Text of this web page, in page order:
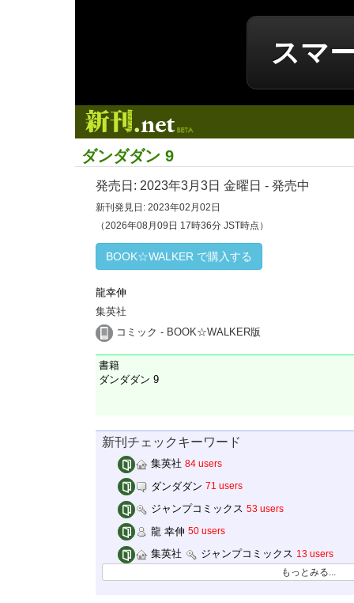
スマ
ダンダダン 9
発売日: 2023年3月3日 金曜日 - 発売中
新刊発見日: 2023年02月02日
（2026年08月09日 17時36分 JST時点）
BOOK☆WALKER で購入する
龍幸伸
集英社
コミック - BOOK☆WALKER版
書籍
ダンダダン 9
新刊チェックキーワード
集英社 84 users
ダンダダン 71 users
ジャンプコミックス 53 users
龍 幸伸 50 users
集英社 ジャンプコミックス 13 users
もっとみる...